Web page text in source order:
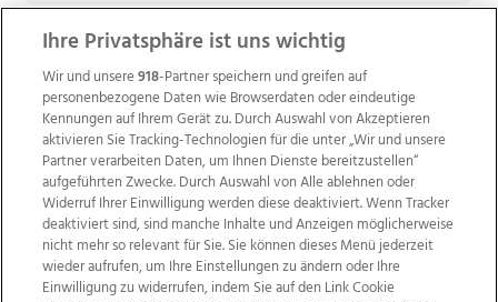
Ihre Privatsphäre ist uns wichtig
Wir und unsere918-Partner speichern und greifen auf
personenbezogene Daten wie Browserdaten oder eindeutige
Kennungen auf Ihrem Gerät zu. Durch Auswahl von Akzeptieren
aktivieren Sie Tracking-Technologien für die unter „Wir und unsere
Partner verarbeiten Daten, um Ihnen Dienste bereitzustellen“
aufgeführten Zwecke. Durch Auswahl von Alle ablehnen oder
Widerruf Ihrer Einwilligung werden diese deaktiviert. Wenn Tracker
deaktiviert sind, sind manche Inhalte und Anzeigen möglicherweise
nicht mehr so relevant für Sie. Sie können dieses Menü jederzeit
wieder aufrufen, um Ihre Einstellungen zu ändern oder Ihre
Einwilligung zu widerrufen, indem Sie auf den Link Cookie